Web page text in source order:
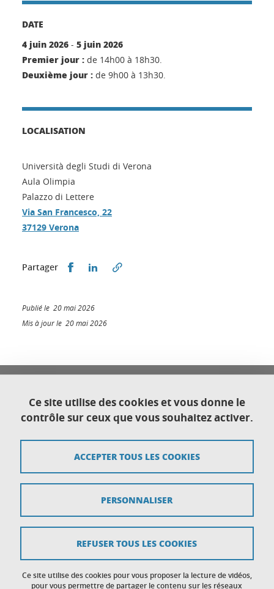
DATE
4 juin 2026 - 5 juin 2026
Premier jour : de 14h00 à 18h30.
Deuxième jour : de 9h00 à 13h30.
LOCALISATION
Università degli Studi di Verona
Aula Olimpia
Palazzo di Lettere
Via San Francesco, 22
37129 Verona
Partager Partager sur Facebook
Partager sur LinkedIn
Publié le 20 mai 2026
Mis à jour le 20 mai 2026
Université Grenoble Alpes
Direction générale déléguée au Développement
international et territorial
38058 Grenoble cedex 9
Plan du site
Données personnelles
Gestion des cookies
Ce site utilise des cookies et vous donne le
contrôle sur ceux que vous souhaitez activer.
Ce site utilise des cookies pour vous proposer la lecture de vidéos,
pour vous permettre de partager le contenu sur les réseaux
ACCEPTER TOUS LES COOKIES
REFUSER TOUS LES COOKIES
PERSONNALISER